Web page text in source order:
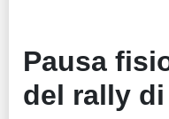
Pausa
del rally